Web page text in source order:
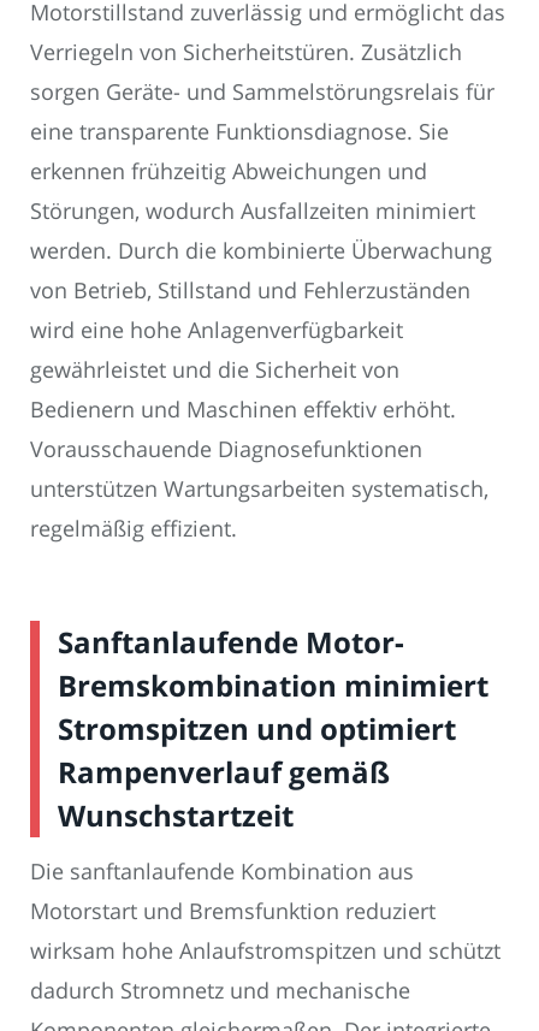
Motorstillstand zuverlässig und ermöglicht das
Verriegeln von Sicherheitstüren. Zusätzlich
sorgen Geräte- und Sammelstörungsrelais für
eine transparente Funktionsdiagnose. Sie
erkennen frühzeitig Abweichungen und
Störungen, wodurch Ausfallzeiten minimiert
werden. Durch die kombinierte Überwachung
von Betrieb, Stillstand und Fehlerzuständen
wird eine hohe Anlagenverfügbarkeit
gewährleistet und die Sicherheit von
Bedienern und Maschinen effektiv erhöht.
Vorausschauende Diagnosefunktionen
unterstützen Wartungsarbeiten systematisch,
regelmäßig effizient.
Sanftanlaufende Motor-
Bremskombination minimiert
Stromspitzen und optimiert
Rampenverlauf gemäß
Wunschstartzeit
Die sanftanlaufende Kombination aus
Motorstart und Bremsfunktion reduziert
wirksam hohe Anlaufstromspitzen und schützt
dadurch Stromnetz und mechanische